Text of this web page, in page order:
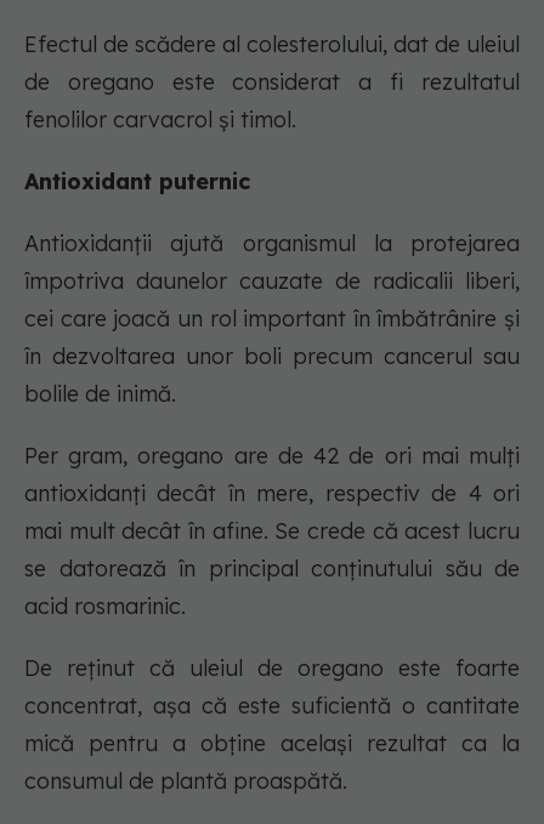
Efectul de scădere al colesterolului, dat de uleiul
de oregano este considerat a fi rezultatul
fenolilor carvacrol și timol.
Antioxidant puternic
Antioxidanții ajută organismul la protejarea
împotriva daunelor cauzate de radicalii liberi,
cei care joacă un rol important în îmbătrânire și
în dezvoltarea unor boli precum cancerul sau
bolile de inimă.
Per gram, oregano are de 42 de ori mai mulți
antioxidanți decât în mere, respectiv de 4 ori
mai mult decât în afine. Se crede că acest lucru
se datorează în principal conținutului său de
acid rosmarinic.
De reținut că uleiul de oregano este foarte
concentrat, așa că este suficientă o cantitate
mică pentru a obține același rezultat ca la
consumul de plantă proaspătă.